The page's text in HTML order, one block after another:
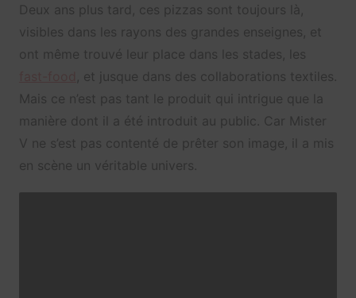
Deux ans plus tard, ces pizzas sont toujours là,
visibles dans les rayons des grandes enseignes, et
ont même trouvé leur place dans les stades, les
, et jusque dans des collaborations textiles.
Mais ce n’est pas tant le produit qui intrigue que la
manière dont il a été introduit au public. Car Mister
V ne s’est pas contenté de prêter son image, il a mis
en scène un véritable univers.